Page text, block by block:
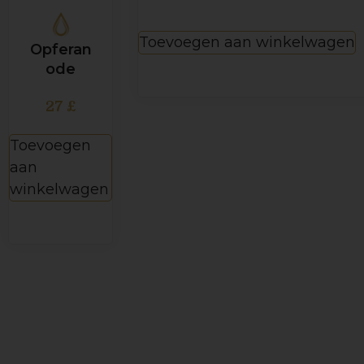
Opferan
ode
27 £
Toevoegen
aan
winkelwagen
Toevoegen aan winkelwagen